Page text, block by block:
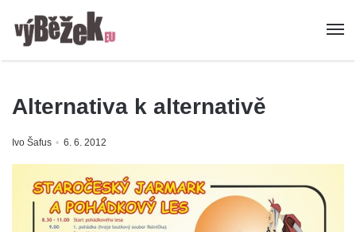
Alternativa k alternativě
Ivo Šafus 6. 6. 2012